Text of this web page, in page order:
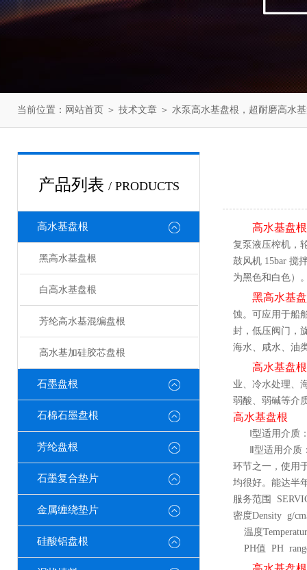
当前位置： 网站首页 ＞ 技术文章 ＞ 水泵高水基盘根，超耐磨高水
产品列表 / PRODUCTS
高水基盘根
黑高水基盘根
白高水基盘根
芳纶高水基混编盘根
高水基加硅胶芯盘根
石墨盘根
石棉石墨盘根
芳纶盘根
石墨复合垫片
金属缠绕垫片
硅酸铝盘根
高水基盘根
复泵液压榨机，
鼓风机 15bar 搅
为黑色和白色）
黑高水基
蚀。可应用于船
封，低压阀门，
海水、咸水、油
高水基盘根
业、冷水处理、
弱酸、弱碱等介
高水基盘根
Ⅰ型适用介质：
Ⅱ型适用介质：
环节之一，使用
均很好。能达半
服务范围
密度Density g/
温度
PH值 PH